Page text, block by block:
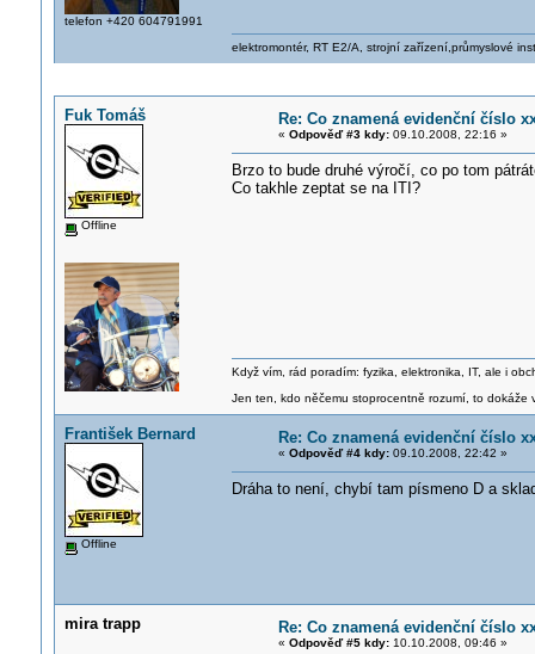
telefon +420 604791991
elektromontér, RT E2/A, strojní zařízení,průmyslové
Fuk Tomáš
Offline
Re: Co znamená evidenční číslo
« Odpověď #3 kdy:09.10.2008, 22:16 »
Brzo to bude druhé výročí, co po tom
Co takhle zeptat se na ITI?
Když vím, rád poradím: fyzika, elektronika, IT, ale i
Jen ten, kdo něčemu stoprocentně rozumí, to dokáže
František Bernard
Offline
Re: Co znamená evidenční číslo
« Odpověď #4 kdy:09.10.2008, 22:42 »
Dráha to není, chybí tam písmeno D a
mira trapp Re: Co znamená evidenční číslo
« Odpověď #5 kdy:10.10.2008, 09:46 »